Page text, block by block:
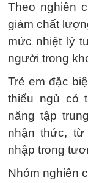
Theo nghiên
giảm chất
mức nhiệt lý
người trong
Trẻ em đặc
thiếu ngủ có
năng tập
nhận thức,
nhập trong
Nhóm nghiên